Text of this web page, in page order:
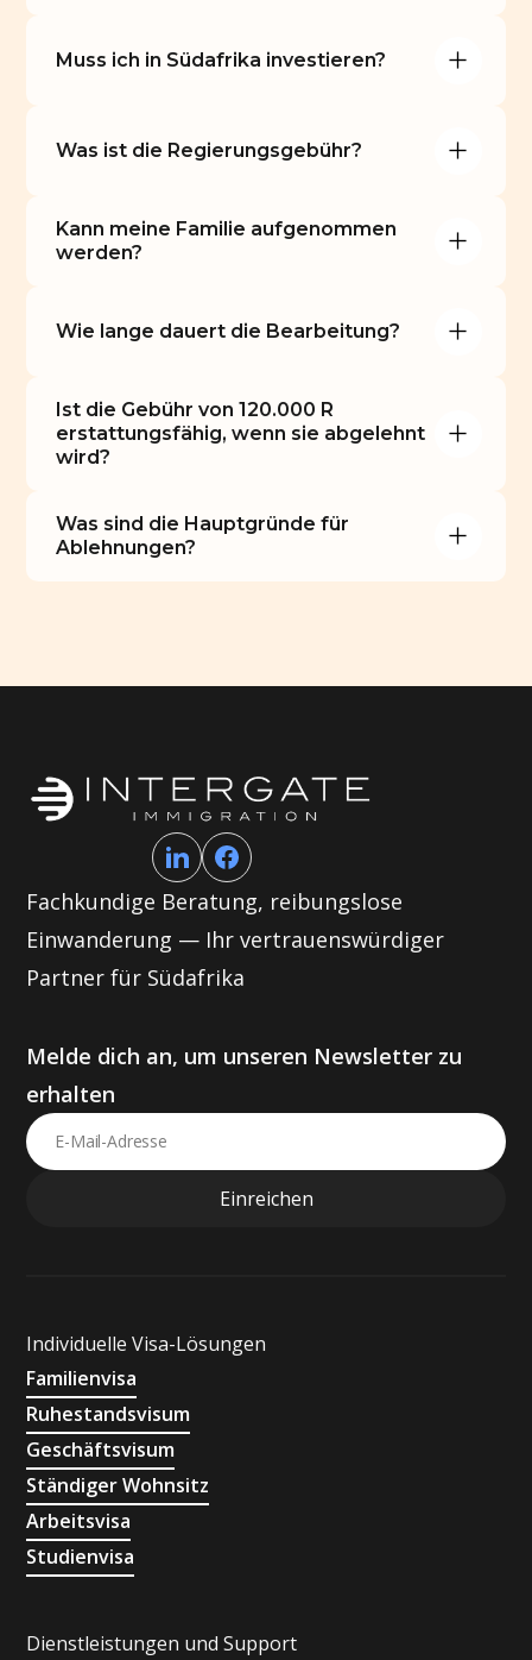
Muss ich in Südafrika investieren?
Was ist die Regierungsgebühr?
Kann meine Familie aufgenommen
werden?
Wie lange dauert die Bearbeitung?
Ist die Gebühr von 120.000 R
erstattungsfähig, wenn sie abgelehnt
wird?
Was sind die Hauptgründe für
Ablehnungen?
Fachkundige Beratung, reibungslose
Einwanderung — Ihr vertrauenswürdiger
Partner für Südafrika
Melde dich an, um unseren Newsletter zu
erhalten
Individuelle Visa-Lösungen
Familienvisa
Ruhestandsvisum
Geschäftsvisum
Ständiger Wohnsitz
Arbeitsvisa
Studienvisa
Dienstleistungen und Support